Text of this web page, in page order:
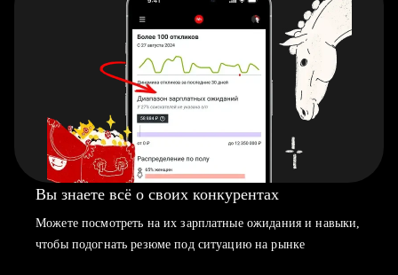
Вы знаете всё о своих конкурентах
Можете посмотреть на их зарплатные ожидания и навыки,
чтобы подогнать резюме под ситуацию на рынке